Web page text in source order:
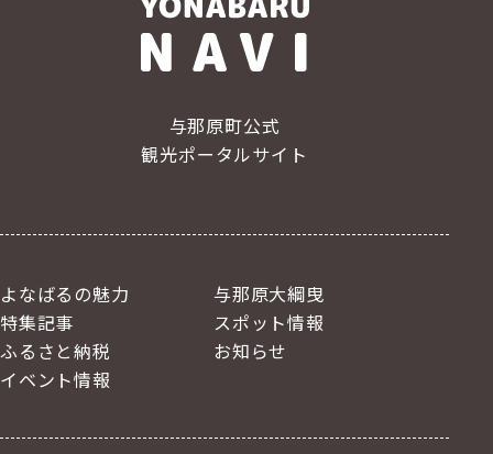
与那原町公式
観光ポータルサイト
よなばるの魅力
与那原大綱曳
特集記事
スポット情報
ふるさと納税
お知らせ
イベント情報